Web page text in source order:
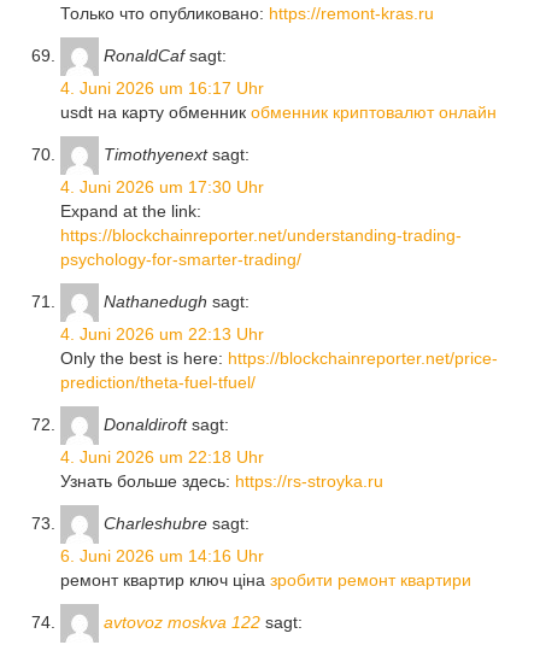
Только что опубликовано: https://remont-kras.ru
RonaldCaf sagt:
4. Juni 2026 um 16:17 Uhr
usdt на карту обменник обменник криптовалют онлайн
Timothyenext sagt:
4. Juni 2026 um 17:30 Uhr
Expand at the link:
https://blockchainreporter.net/understanding-trading-
psychology-for-smarter-trading/
Nathanedugh sagt:
4. Juni 2026 um 22:13 Uhr
Only the best is here: https://blockchainreporter.net/price-
prediction/theta-fuel-tfuel/
Donaldiroft sagt:
4. Juni 2026 um 22:18 Uhr
Узнать больше здесь: https://rs-stroyka.ru
Charleshubre sagt:
6. Juni 2026 um 14:16 Uhr
ремонт квартир ключ ціна зробити ремонт квартири
avtovoz moskva 122 sagt: